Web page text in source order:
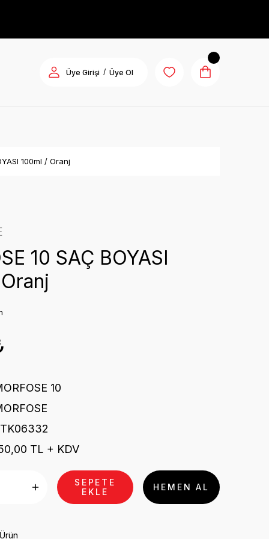
Üye Girişi / Üye Ol
100ml / Oranj
10 SAÇ BOYASI
10
TL + KDV
SEPETE
EKLE
HEMEN AL